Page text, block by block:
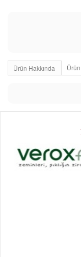
Ürün Hakkında